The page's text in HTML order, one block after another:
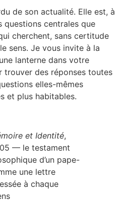
de son actualité. Elle est, à
questions centrales que
cherchent, sans certitude
sens. Je vous invite à la
lanterne dans votre
des réponses toutes
elles-mêmes
et plus habitables.
et Identité,
— le testament
d’un pape-
une lettre
à chaque